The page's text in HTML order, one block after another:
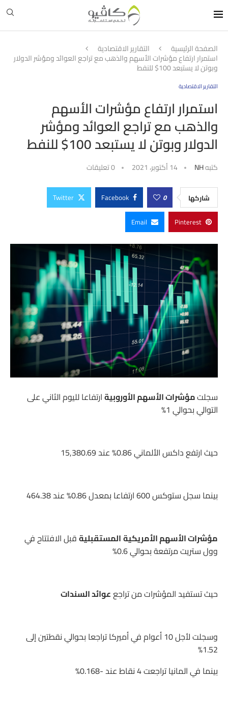
الصفحة الرئيسية التقارير الاقتصادية
استمرار ارتفاع مؤشرات الأسهم والذهب مع تراجع العوائد ومؤشر الدولار
وبوتن لا يستبعد 100$ للنفط
التقارير الاقتصادية
استمرار ارتفاع مؤشرات الأسهم
والذهب مع تراجع العوائد ومؤشر
الدولار وبوتن لا يستبعد 100$ للنفط
كتبهNH 14 أكتوبر، 2021 0 تعليقات
شاركها 0
Facebook
Twitter
Pinterest
Email
سجلتمؤشرات الأسهم الأوروبيةارتفاعا لليوم الثاني على
التوالي بحوالي 1%
حيث ارتفع داكس الألماني 0.86% عند 15,380.69
بينما سجل ستوكس 600 ارتفاعا بمعدل 0.86% عند 464.38
مؤشرات الأسهم الأمريكيةالمستقبليةقبل الافتتاح في
وول ستريت مرتفعة بحوالي 0.6%
حيث تستفيد المؤشرات من تراجععوائد السندات
وسجلت لأجل 10 أعوام في أميركا تراجعا بحوالي نقطتين إلى
1.52%
بينما في المانيا تراجعت 4 نقاط عند -0.168%